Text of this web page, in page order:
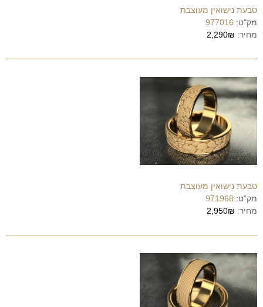
טבעת נישואין מעוצבת
מק"ט: 977016
מחיר: 2,290₪
טבעת נישואין מעוצבת
מק"ט: 971968
מחיר: 2,950₪